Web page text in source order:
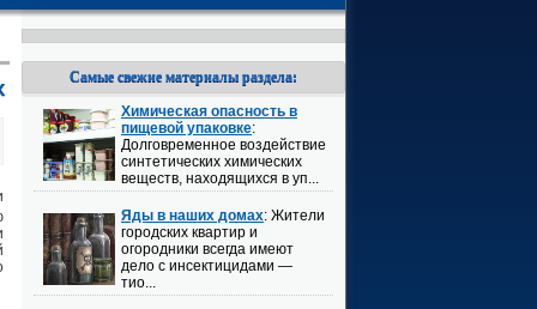
Самые свежие материалы раздела:
Химическая опасность в
пищевой упаковке:
Долговременное воздействие
синтетических химических
веществ, находящихся в уп...
Яды в наших домах: Жители
городских квартир и
огородники всегда имеют
дело с инсектицидами —
тио...